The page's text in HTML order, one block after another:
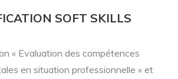
SOFT SKILLS
« Evaluation des compétences
en situation professionnelle » et